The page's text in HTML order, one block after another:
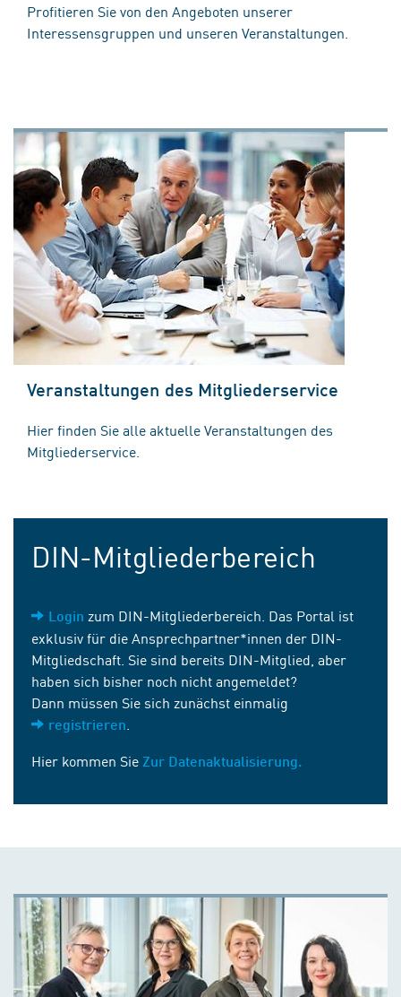
Profitieren Sie von den Angeboten unserer
Interessensgruppen und unseren Veranstaltungen.
Veranstaltungen des Mitgliederservice
Hier finden Sie alle aktuelle Veranstaltungen des
Mitgliederservice.
DIN-Mitgliederbereich
Login zum DIN-Mitgliederbereich. Das Portal ist
exklusiv für die Ansprechpartner*innen der DIN-
Mitgliedschaft. Sie sind bereits DIN-Mitglied, aber
haben sich bisher noch nicht angemeldet?
Dann müssen Sie sich zunächst einmalig
registrieren
Hier kommen Sie Zur Datenaktualisierung.